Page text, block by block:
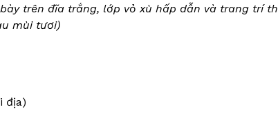
trên đĩa trắng, lớp vỏ xù hấp dẫn và trang trí
mùi tươi)
địa)